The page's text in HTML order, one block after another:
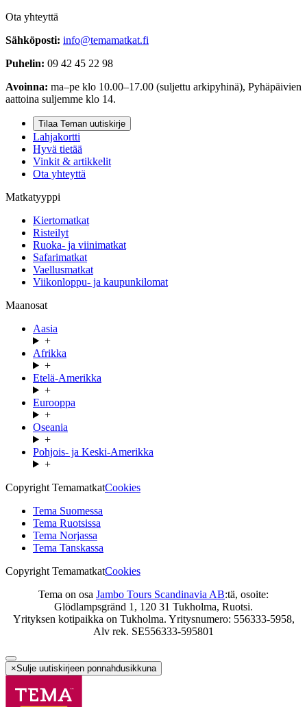
Ota yhteyttä
Sähköposti: info@temamatkat.fi
Puhelin: 09 42 45 22 98
Avoinna: ma–pe klo 10.00–17.00 (suljettu arkipyhinä), Pyhäpäivien
aattoina suljemme klo 14.
Tilaa Teman uutiskirje
Lahjakortti
Hyvä tietää
Vinkit & artikkelit
Ota yhteyttä
Matkatyyppi
Kiertomatkat
Risteilyt
Ruoka- ja viinimatkat
Safarimatkat
Vaellusmatkat
Viikonloppu- ja kaupunkilomat
Maanosat
Aasia
+
Afrikka
+
Etelä-Amerikka
+
Eurooppa
+
Oseania
+
Pohjois- ja Keski-Amerikka
+
Copyright TemamatkatCookies
Tema Suomessa
Tema Ruotsissa
Tema Norjassa
Tema Tanskassa
Copyright TemamatkatCookies
Tema on osa Jambo Tours Scandinavia AB:tä, osoite:
Glödlampsgränd 1, 120 31 Tukholma, Ruotsi.
Yrityksen kotipaikka on Tukholma. Yritysnumero: 556333-5958,
Alv rek. SE556333-595801
×Sulje uutiskirjeen ponnahdusikkuna